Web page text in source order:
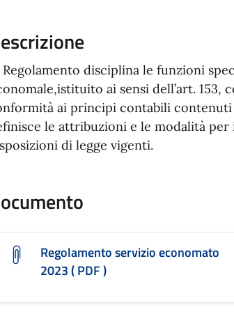
disciplina le funzioni
ai sensi dell’art. 153,
ai principi contabili contenuti
le attribuzioni e le modalità
di legge vigenti.
Regolamento servizio economato
2023 ( PDF )